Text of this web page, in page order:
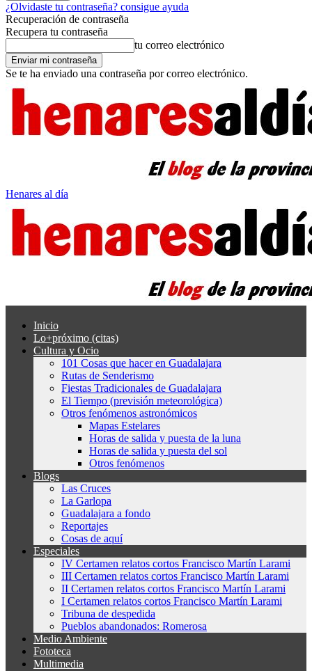
¿Olvidaste tu contraseña? consigue ayuda
Recuperación de contraseña
Recupera tu contraseña
tu correo electrónico
Se te ha enviado una contraseña por correo electrónico.
Henares al día
Inicio
Lo+próximo (citas)
Cultura y Ocio
101 Cosas que hacer en Guadalajara
Rutas de Senderismo
Fiestas Tradicionales de Guadalajara
El Tiempo (previsión meteorológica)
Otros fenómenos astronómicos
Mapas Estelares
Horas de salida y puesta de la luna
Horas de salida y puesta del sol
Otros fenómenos
Blogs
Las Cruces
La Garlopa
Guadalajara a fondo
Reportajes
Cosas de aquí
Especiales
IV Certamen relatos cortos Francisco Martín Larami
III Certamen relatos cortos Francisco Martín Larami
II Certamen relatos cortos Francisco Martín Larami
I Certamen relatos cortos Francisco Martín Larami
Tribuna de despedida
Pueblos abandonados: Romerosa
Medio Ambiente
Fototeca
Multimedia